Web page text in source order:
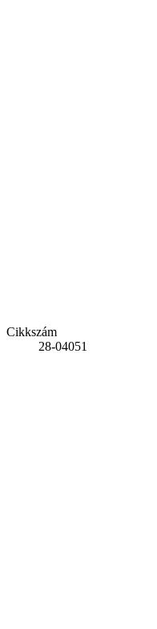
Cikkszám
28-04051